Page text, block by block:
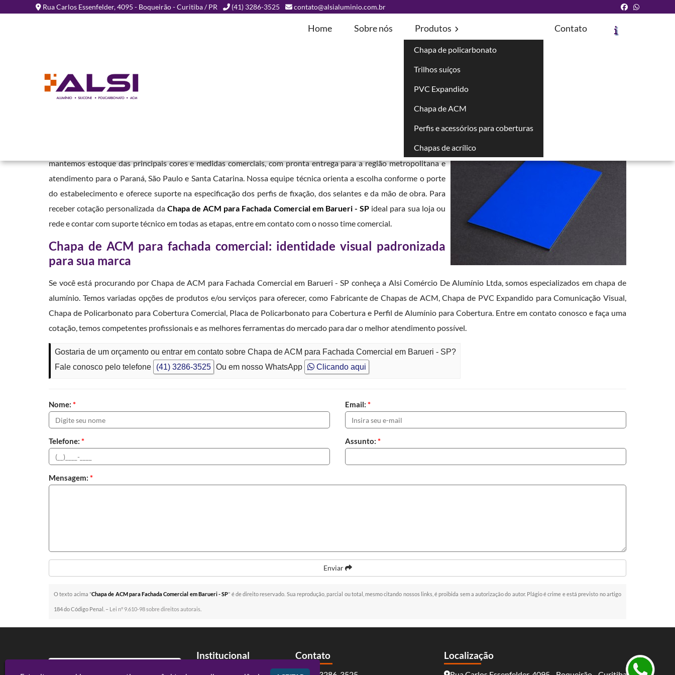
Rua Carlos Essenfelder, 4095 - Boqueirão - Curitiba / PR (41) 3286-3525 contato@alsialuminio.com.br
Home Sobre nós Produtos
Chapa de policarbonato
Trilhos suíços
PVC Expandido
Chapa de ACM
Perfis e acessórios para coberturas
Chapas de acrílico
Contato
Chapa de ACM para Fachada Comercial
em Barueri - SP
Solicite um Orçamento
Trabalhamos com este material em cores foscas e brilhantes. Em nossa estrutura estabelecida em Curitiba,
mantemos estoque das principais cores e medidas comerciais, com pronta entrega para a região metropolitana e
atendimento para o Paraná, São Paulo e Santa Catarina. Nossa equipe técnica orienta a escolha conforme o porte
do estabelecimento e oferece suporte na especificação dos perfis de fixação, dos selantes e da mão de obra. Para
receber cotação personalizada da Chapa de ACM para Fachada Comercial em Barueri - SP ideal para sua loja ou
rede e contar com suporte técnico em todas as etapas, entre em contato com o nosso time comercial.
Chapa de ACM para fachada comercial: identidade visual padronizada
para sua marca
Se você está procurando por Chapa de ACM para Fachada Comercial em Barueri - SP conheça a Alsi Comércio De Alumínio Ltda, somos especializados em chapa de
alumínio. Temos variadas opções de produtos e/ou serviços para oferecer, como Fabricante de Chapas de ACM, Chapa de PVC Expandido para Comunicação Visual,
Chapa de Policarbonato para Cobertura Comercial, Placa de Policarbonato para Cobertura e Perfil de Alumínio para Cobertura. Entre em contato conosco e faça uma
cotação, temos competentes profissionais e as melhores ferramentas do mercado para dar o melhor atendimento possível.
Gostaria de um orçamento ou entrar em contato sobre Chapa de ACM para Fachada Comercial em Barueri - SP?
Fale conosco pelo telefone
(41) 3286-3525 Ou em nosso WhatsApp Clicando aqui
Nome:* Email: *
Telefone:* Assunto: *
Mensagem:*
Enviar
O texto acima "Chapa de ACM para Fachada Comercial em Barueri - SP" é de direito reservado. Sua reprodução, parcial ou total, mesmo citando nossos links, é proibida sem a autorização do autor. Plágio é crime e está previsto no artigo
184 do Código Penal. – Lei n° 9.610-98 sobre direitos autorais
Institucional Contato Localização